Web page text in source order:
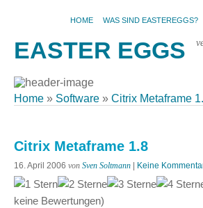
HOME WAS SIND EASTEREGGS?
EASTER EGGS
Home » Software » Citrix Metaframe
Citrix Metaframe 1.8
16. April 2006 von Sven Soltmann Keine
keine Bewertungen)